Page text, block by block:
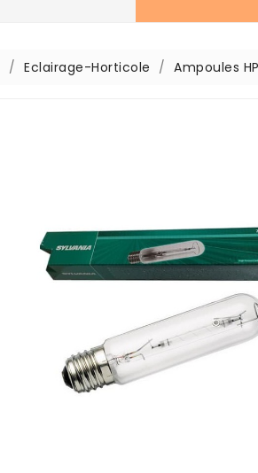
Eclairage-Horticole Ampoules